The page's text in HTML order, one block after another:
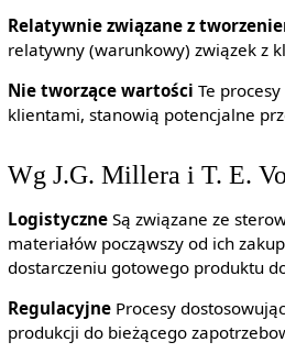
Relatywnie związane z
relatywny (warunkowy) związek z
Nie tworzące wartości Te
klientami, stanowią potencjalne
Wg J.G. Millera i T. E.
LogistyczneSą związane ze
materiałów począwszy od ich
dostarczeniu gotowego produktu
RegulacyjneProcesy
produkcji do bieżącego